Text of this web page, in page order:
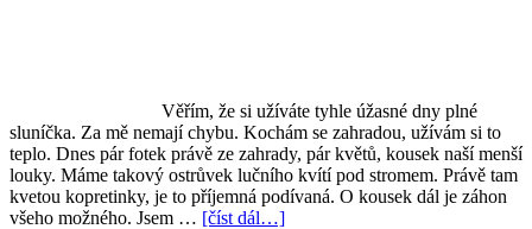
Věřím, že si užíváte tyhle úžasné dny plné
sluníčka. Za mě nemají chybu. Kochám se zahradou, užívám si to
teplo. Dnes pár fotek právě ze zahrady, pár květů, kousek naší menší
louky. Máme takový ostrůvek lučního kvítí pod stromem. Právě tam
kvetou kopretinky, je to příjemná podívaná. O kousek dál je záhon
všeho možného. Jsem … [číst dál…]